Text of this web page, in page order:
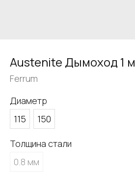
Austenite Дымоход 1 м
Ferrum
Диаметр
115
150
Толщина стали
0.8 мм